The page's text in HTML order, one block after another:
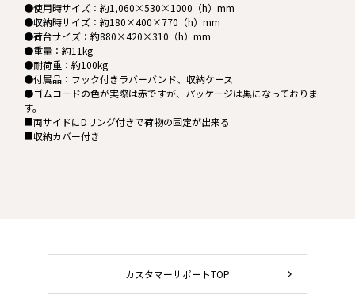
●使用時サイズ：約1,060×530×1000（h）mm
●収納時サイズ：約180×400×770（h）mm
●荷台サイズ：約880×420×310（h）mm
●重量：約11kg
●耐荷重：約100kg
●付属品：フック付きラバーバンド、収納ケース
●ゴムコードの色が実際は赤ですが、パッケージは黒になっておりま
す。
■両サイドにDリング付きで荷物の固定が出来る
■収納カバー付き
カスタマーサポートTOP